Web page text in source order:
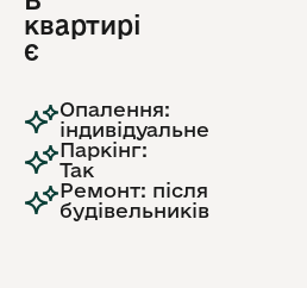
квартирі
є
Опалення:
індивідуальне
Паркінг:
Так
Ремонт: після
будівельників